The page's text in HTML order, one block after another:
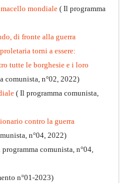
mondiale ( Il programma
di fronte alla guerra
torni a essere:
tutte le borghesie e i loro
comunista, n°02, 2022)
( Il programma comunista,
contro la guerra
n°04, 2022)
programma comunista, n°04,
n°01-2023)